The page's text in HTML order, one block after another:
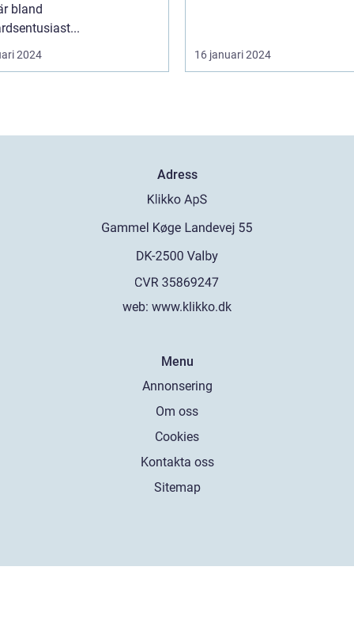
bland
2024 16 januari 2024
Adress
web: www.klikko.dk
Menu
Annonsering
Om oss
Cookies
Kontakta oss
Sitemap